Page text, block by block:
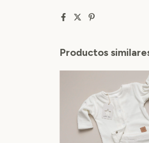
Productos